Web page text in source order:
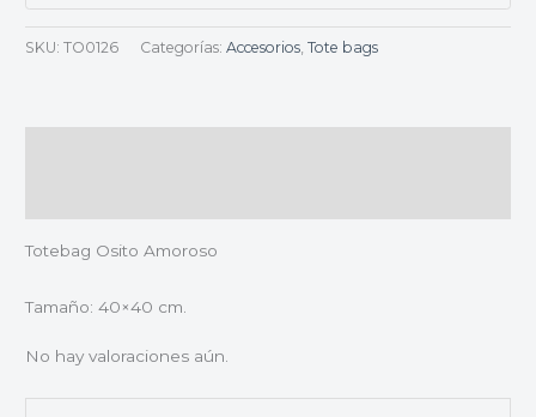
SKU: TO0126 Categorías: Accesorios, Tote bags
Totebag Osito Amoroso
Tamaño: 40×40 cm.
No hay valoraciones aún.